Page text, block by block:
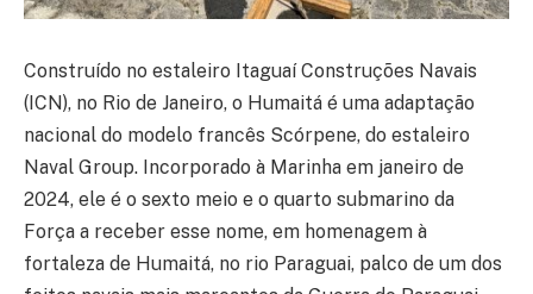
Construído no estaleiro Itaguaí Construções Navais
(ICN), no Rio de Janeiro, o Humaitá é uma adaptação
nacional do modelo francês Scórpene, do estaleiro
Naval Group. Incorporado à Marinha em janeiro de
2024, ele é o sexto meio e o quarto submarino da
Força a receber esse nome, em homenagem à
fortaleza de Humaitá, no rio Paraguai, palco de um dos